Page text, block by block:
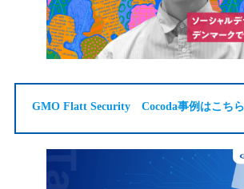
GMO Flatt Security Cocoda事例はこちら